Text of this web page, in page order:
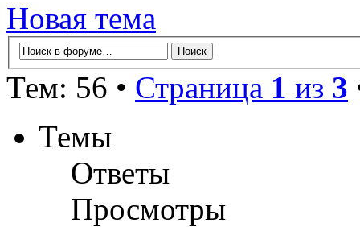
Новая тема
Тем: 56 • Страница 1 из 3
Темы
Ответы
Просмотры